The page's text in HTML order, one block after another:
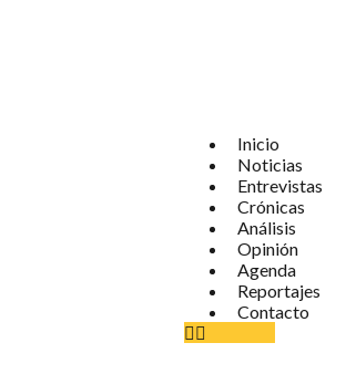
Inicio
Noticias
Entrevistas
Crónicas
Análisis
Opinión
Agenda
Reportajes
Contacto